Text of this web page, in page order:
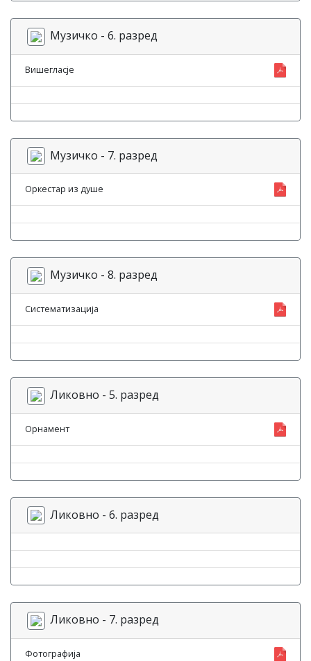
Музичко - 6. разред
Вишегласје
Музичко - 7. разред
Оркестар из душе
Музичко - 8. разред
Систематизација
Ликовно - 5. разред
Орнамент
Ликовно - 6. разред
Ликовно - 7. разред
Фотографија